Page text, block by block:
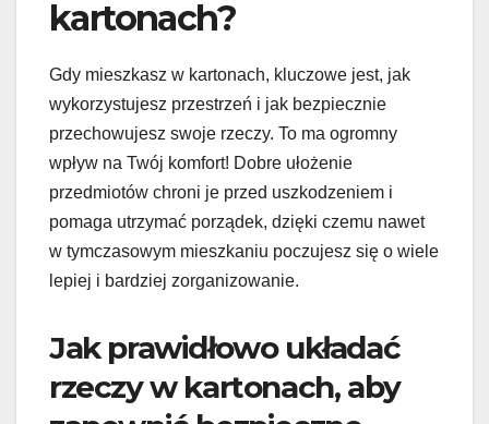
kartonach?
Gdy mieszkasz w kartonach, kluczowe jest, jak
wykorzystujesz przestrzeń i jak bezpiecznie
przechowujesz swoje rzeczy. To ma ogromny
wpływ na Twój komfort! Dobre ułożenie
przedmiotów chroni je przed uszkodzeniem i
pomaga utrzymać porządek, dzięki czemu nawet
w tymczasowym mieszkaniu poczujesz się o wiele
lepiej i bardziej zorganizowanie.
Jak prawidłowo układać
rzeczy w kartonach, aby